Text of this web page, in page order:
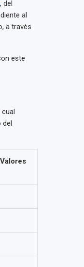
, del
al
a través
este
del